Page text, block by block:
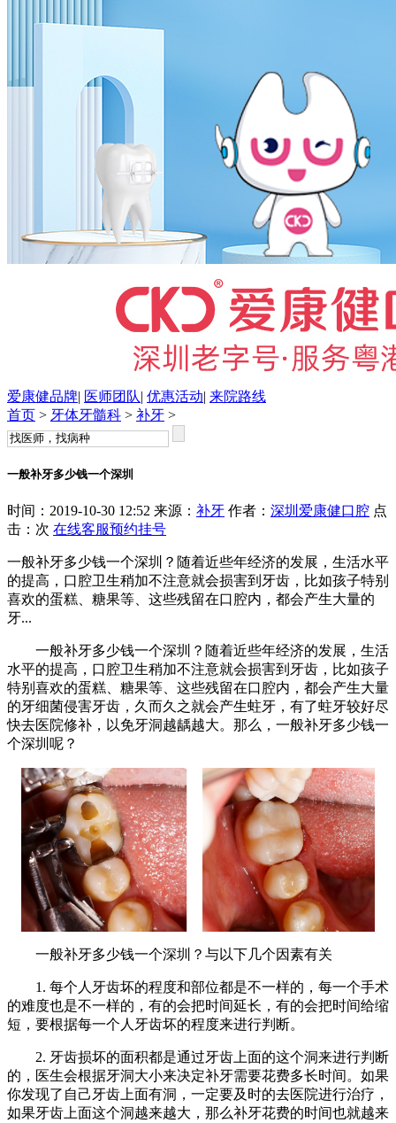
爱康健品牌| 医师团队| 优惠活动| 来院路线
首页 > 牙体牙髓科 > 补牙 >
一般补牙多少钱一个深圳
时间：2019-10-30 12:52 来源： 补牙 作者： 深圳爱康健口腔 点
击： 次 在线客服预约挂号
一般补牙多少钱一个深圳？随着近些年经济的发展，生活水平
的提高，口腔卫生稍加不注意就会损害到牙齿，比如孩子特别
喜欢的蛋糕、糖果等、这些残留在口腔内，都会产生大量的
牙...
一般补牙多少钱一个深圳？随着近些年经济的发展，生活
水平的提高，口腔卫生稍加不注意就会损害到牙齿，比如孩子
特别喜欢的蛋糕、糖果等、这些残留在口腔内，都会产生大量
的牙细菌侵害牙齿，久而久之就会产生蛀牙，有了蛀牙较好尽
快去医院修补，以免牙洞越龋越大。那么，一般补牙多少钱一
个深圳呢？
一般补牙多少钱一个深圳？与以下几个因素有关
1. 每个人牙齿坏的程度和部位都是不一样的，每一个手术
的难度也是不一样的，有的会把时间延长，有的会把时间给缩
短，要根据每一个人牙齿坏的程度来进行判断。
2. 牙齿损坏的面积都是通过牙齿上面的这个洞来进行判断
的，医生会根据牙洞大小来决定补牙需要花费多长时间。如果
你发现了自己牙齿上面有洞，一定要及时的去医院进行治疗，
如果牙齿上面这个洞越来越大，那么补牙花费的时间也就越来